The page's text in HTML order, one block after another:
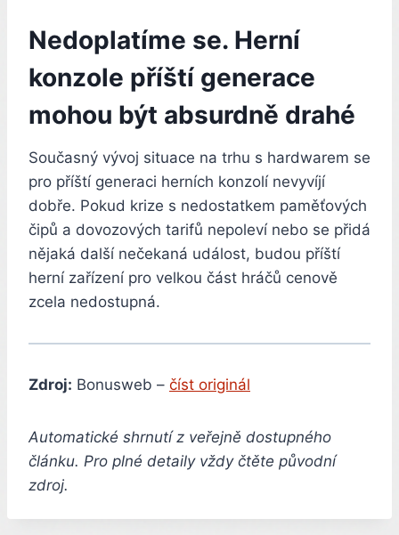
Nedoplatíme se. Herní
konzole příští generace
mohou být absurdně drahé
Současný vývoj situace na trhu s hardwarem se
pro příští generaci herních konzolí nevyvíjí
dobře. Pokud krize s nedostatkem paměťových
čipů a dovozových tarifů nepoleví nebo se přidá
nějaká další nečekaná událost, budou příští
herní zařízení pro velkou část hráčů cenově
zcela nedostupná.
Zdroj: Bonusweb – číst originál
Automatické shrnutí z veřejně dostupného
článku. Pro plné detaily vždy čtěte původní
zdroj.